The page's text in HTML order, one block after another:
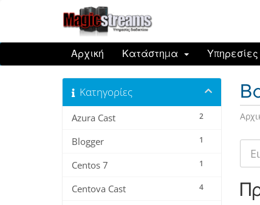
Αρχική Κατάστημα Υπηρεσίες
Κατηγορίες
2
Azura Cast
1
Blogger
1
Centos 7
4
Centova Cast